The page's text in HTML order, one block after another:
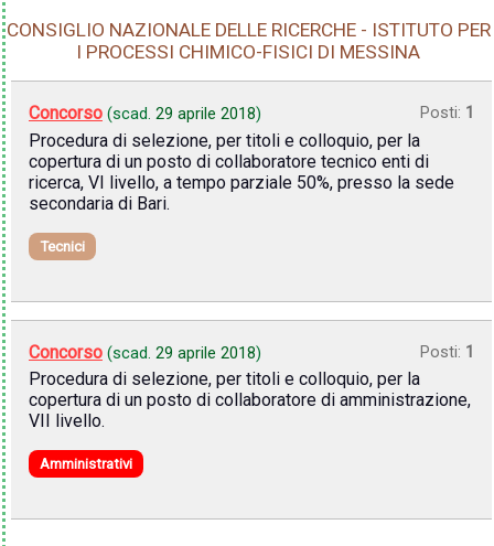
CONSIGLIO NAZIONALE DELLE RICERCHE - ISTITUTO PER
I PROCESSI CHIMICO-FISICI DI MESSINA
Concorso (scad. 29 aprile 2018) Posti: 1
Procedura di selezione, per titoli e colloquio, per la
copertura di un posto di collaboratore tecnico enti di
ricerca, VI livello, a tempo parziale 50%, presso la sede
secondaria di Bari.
Tecnici
Concorso (scad. 29 aprile 2018) Posti: 1
Procedura di selezione, per titoli e colloquio, per la
copertura di un posto di collaboratore di amministrazione,
VII livello.
Amministrativi